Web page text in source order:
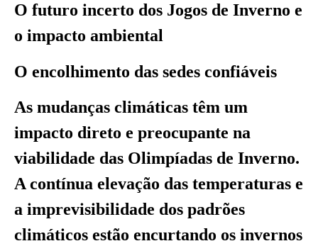
O futuro incerto dos Jogos de Inverno e
o impacto ambiental
O encolhimento das sedes confiáveis
As mudanças climáticas têm um
impacto direto e preocupante na
viabilidade das Olimpíadas de Inverno.
A contínua elevação das temperaturas e
a imprevisibilidade dos padrões
climáticos estão encurtando os invernos